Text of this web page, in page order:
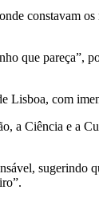
constavam
que pareça”,
com
a Ciência e a